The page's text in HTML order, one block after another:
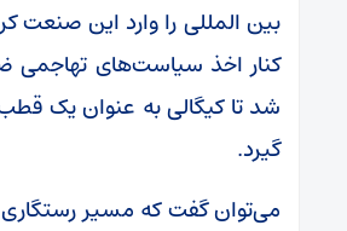
بین المللی را وارد این صنعت
کنار اخذ سیاست‌های
شد تا کیگالی به عنوان یک
گیرد.
می‌توان گفت که مسیر رستگاری